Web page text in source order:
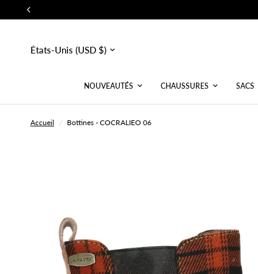
Mettre
à
NOUVEAUTÉS CHAUSSURES SACS
Accueil / Bottines - COCRALIEO 06